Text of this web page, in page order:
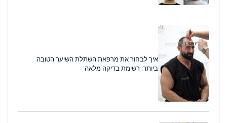
איך לבחור את מרפאת השתלת השיער הטובה
ביותר: רשימת בדיקה מלאה